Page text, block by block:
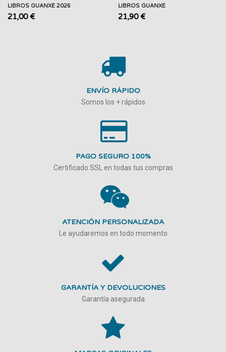
LIBROS GUANXE 2026
21,00 €
LIBROS GUANXE
21,90 €
ENVÍO RÁPIDO
Somos los + rápidos
PAGO SEGURO 100%
Certificado SSL en todas tus compras
ATENCIÓN PERSONALIZADA
Le ayudaremos en todo momento
GARANTÍA Y DEVOLUCIONES
Garantía asegurada